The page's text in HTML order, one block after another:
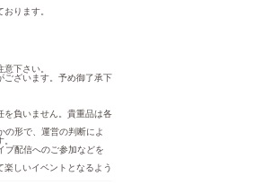
ります。
下さい。
ございます。予め御了承下
を負いません。貴重品は各
の形で、運営の判断によ
ブ配信へのご参加などを
しいイベントとなるよう